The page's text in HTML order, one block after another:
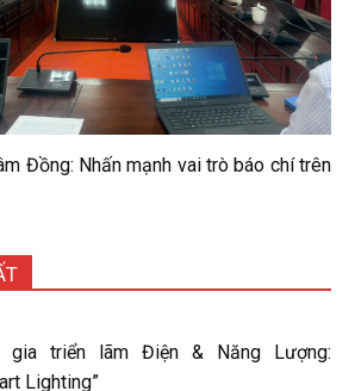
Đồng: Nhấn mạnh vai trò báo chí trên
gia triển lãm Điện & Năng Lượng:
Lighting”